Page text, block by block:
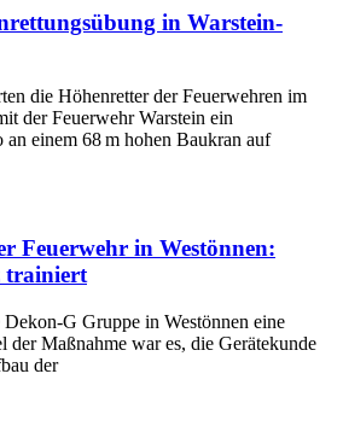
in Warstein-
die Höhenretter der Feuerwehren im
der Feuerwehr Warstein ein
an einem 68 m hohen Baukran auf
Feuerwehr in Westönnen:
trainiert
G Gruppe in Westönnen eine
Maßnahme war es, die Gerätekunde
der